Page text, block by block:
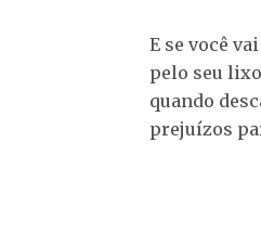
E se você
pelo seu
quando
prejuízos